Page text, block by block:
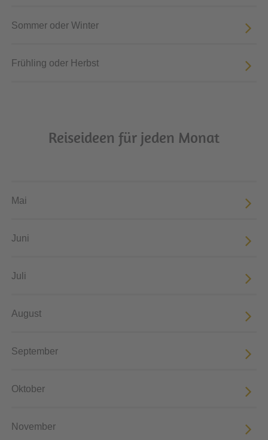
Sommer oder Winter
Frühling oder Herbst
Reiseideen für jeden Monat
Mai
Juni
Juli
August
September
Oktober
November